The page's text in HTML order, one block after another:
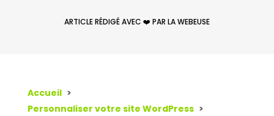
ARTICLE RÉDIGÉ AVEC ❤️ PAR LA WEBEUSE
Accueil
Personnaliser votre site WordPress